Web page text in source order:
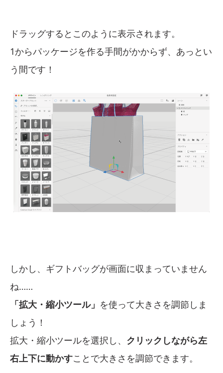
ドラッグするとこのように表示されます。
1からパッケージを作る手間がかからず、あっとい
う間です！
しかし、ギフトバッグが画面に収まっていません
ね……
「拡大・縮小ツール」 を使って大きさを調節しま
しょう！
拡大・縮小ツールを選択し、 クリックしながら左
右上下に動かすことで大きさを調節できます。